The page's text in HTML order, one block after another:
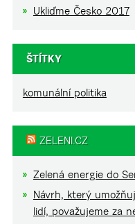
Ukliďme Česko 2017
ŠTÍTKY
komunální politika
ZELENI.CZ
Zelená energie do
Návrh, který
lidí, považujeme za